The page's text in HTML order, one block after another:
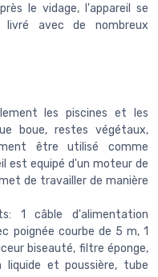
le vidage, l'appareil se
avec de nombreux
les piscines et les
boue, restes végétaux,
être utilisé comme
est equipé d'un moteur de
de travailler de manière
1 câble d'alimentation
poignée courbe de 5 m, 1
biseauté, filtre éponge,
liquide et poussière, tube